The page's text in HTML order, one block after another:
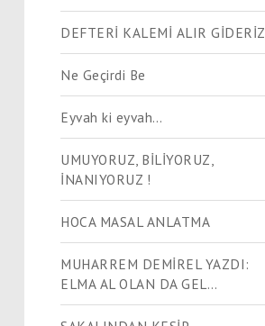
DEFTERİ KALEMİ ALIR GİDERİZ
Ne Geçirdi Be
Eyvah ki eyvah…
UMUYORUZ, BİLİYORUZ,
İNANIYORUZ !
HOCA MASAL ANLATMA
MUHARREM DEMİREL YAZDI:
ELMA AL OLAN DA GEL…